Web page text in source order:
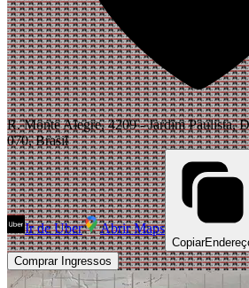
R. Monte Alegre, 4209 - Jardim Paulista,
070, Brasil
Ir de Uber Abrir Maps
Copiar
Comprar Ingressos